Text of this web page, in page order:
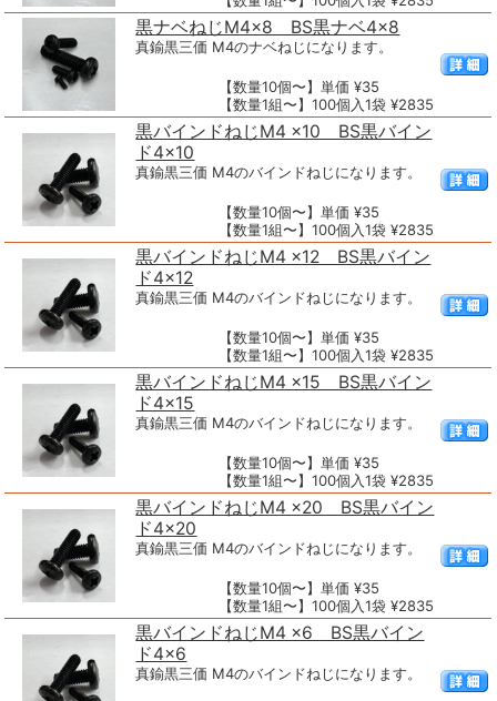
黒ナベねじM4×8 BS黒ナベ4×8
真鍮黒三価 M4のナベねじになります。
【数量10個〜】単価 ¥35
【数量1組〜】100個入1袋 ¥2835
黒バインドねじM4 ×10 BS黒バイン
ド4×10
真鍮黒三価 M4のバインドねじになります。
【数量10個〜】単価 ¥35
【数量1組〜】100個入1袋 ¥2835
黒バインドねじM4 ×12 BS黒バイン
ド4×12
真鍮黒三価 M4のバインドねじになります。
【数量10個〜】単価 ¥35
【数量1組〜】100個入1袋 ¥2835
黒バインドねじM4 ×15 BS黒バイン
ド4×15
真鍮黒三価 M4のバインドねじになります。
【数量10個〜】単価 ¥35
【数量1組〜】100個入1袋 ¥2835
黒バインドねじM4 ×20 BS黒バイン
ド4×20
真鍮黒三価 M4のバインドねじになります。
【数量10個〜】単価 ¥35
【数量1組〜】100個入1袋 ¥2835
黒バインドねじM4 ×6 BS黒バイン
ド4×6
真鍮黒三価 M4のバインドねじになります。